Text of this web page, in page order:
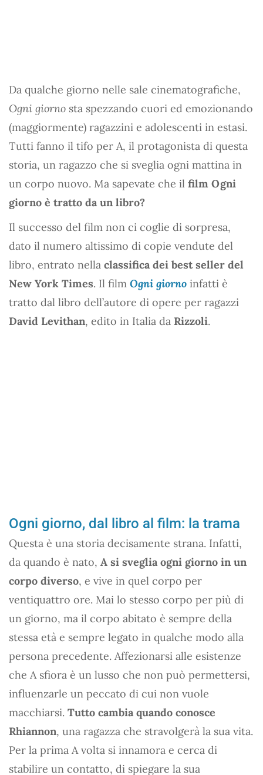
Da qualche giorno nelle sale cinematografiche,
Ogni giorno sta spezzando cuori ed emozionando
(maggiormente) ragazzini e adolescenti in estasi.
Tutti fanno il tifo per A, il protagonista di questa
storia, un ragazzo che si sveglia ogni mattina in
un corpo nuovo. Ma sapevate che il film Ogni
giorno è tratto da un libro?
Il successo del film non ci coglie di sorpresa,
dato il numero altissimo di copie vendute del
libro, entrato nella classifica dei best seller del
New York Times. Il film Ogni giorno infatti è
tratto dal libro dell’autore di opere per ragazzi
David Levithan, edito in Italia da Rizzoli.
Ogni giorno, dal libro al film: la trama
Questa è una storia decisamente strana. Infatti,
da quando è nato, A si sveglia ogni giorno in un
corpo diverso, e vive in quel corpo per
ventiquattro ore. Mai lo stesso corpo per più di
un giorno, ma il corpo abitato è sempre della
stessa età e sempre legato in qualche modo alla
persona precedente. Affezionarsi alle esistenze
che A sfiora è un lusso che non può permettersi,
influenzarle un peccato di cui non vuole
macchiarsi. Tutto cambia quando conosce
Rhiannon, una ragazza che stravolgerà la sua vita.
Per la prima A volta si innamora e cerca di
stabilire un contatto, di spiegare la sua